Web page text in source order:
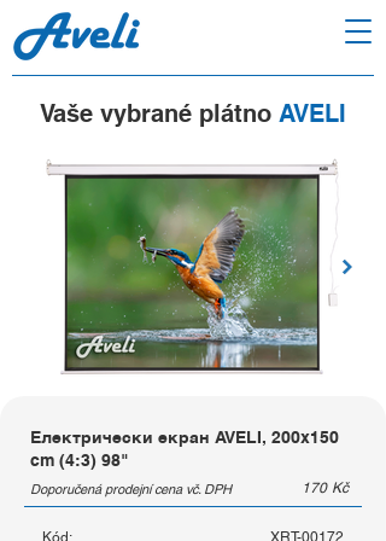
Vaše vybrané plátno AVELI
Електрически екран AVELI, 200x150
cm (4:3) 98"
Doporučená prodejní cena vč. DPH 170 Kč
Kód: XRT-00172